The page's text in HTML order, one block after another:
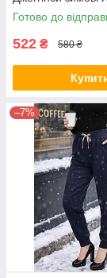
Чорний, L/40
Готово до
522 ₴ 580 ₴
–7%